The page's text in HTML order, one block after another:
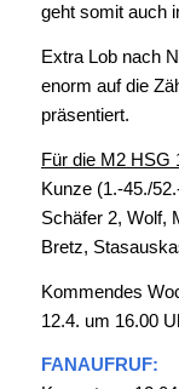
geht somit auch
Extra Lob nach
enorm auf die
präsentiert.
Für die M2 HSG
Kunze (1.-45./
Schäfer 2, Wolf,
Bretz,
Kommendes
12.4. um 16.00
FANAUFRUF: